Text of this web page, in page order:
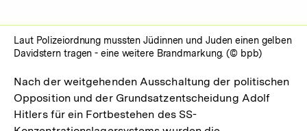
Laut Polizeiordnung mussten Jüdinnen und Juden einen gelben
Davidstern tragen - eine weitere Brandmarkung. (© bpb)
Nach der weitgehenden Ausschaltung der politischen
Opposition und der Grundsatzentscheidung Adolf
Hitlers für ein Fortbestehen des SS-